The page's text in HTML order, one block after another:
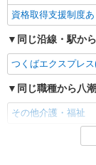
資格取得支援制度あ
同じ沿線・駅か
つくばエクスプレ
同じ職種から八
その他介護・福祉
同じ雇用形態か